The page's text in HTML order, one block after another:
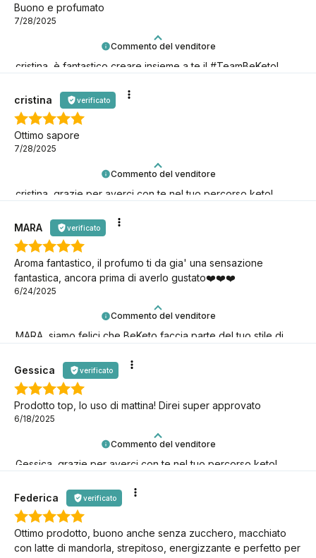
Commento del venditore
cristina, è fantastico creare insieme a te il #TeamBeKeto!
Buono e profumato
7/28/2025
Commento del venditore
cristina, grazie per averci con te nel tuo percorso keto!
cristina verificato
Ottimo sapore
7/28/2025
Commento del venditore
MARA, siamo felici che BeKeto faccia parte del tuo stile di
MARA verificato
Aroma fantastico, il profumo ti da gia' una sensazione
fantastica, ancora prima di averlo gustato❤️❤️❤️
6/24/2025
Commento del venditore
Gessica, grazie per averci con te nel tuo percorso keto!
Gessica verificato
Prodotto top, lo uso di mattina! Direi super approvato
6/18/2025
Federica verificato
Ottimo prodotto, buono anche senza zucchero, macchiato
con latte di mandorla, strepitoso, energizzante e perfetto per